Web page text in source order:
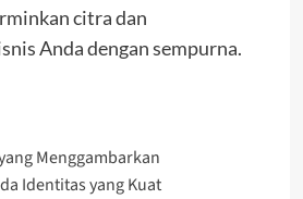
citra dan
Anda dengan sempurna.
Menggambarkan
Identitas yang Kuat